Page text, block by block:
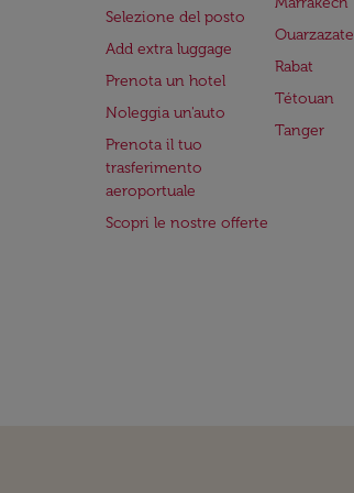
Selezione del posto
Add extra luggage
Prenota un hotel
Noleggia un'auto
Prenota il tuo
trasferimento
aeroportuale
Scopri le nostre offerte
Ouarzazate
Rabat
Tétouan
Tanger